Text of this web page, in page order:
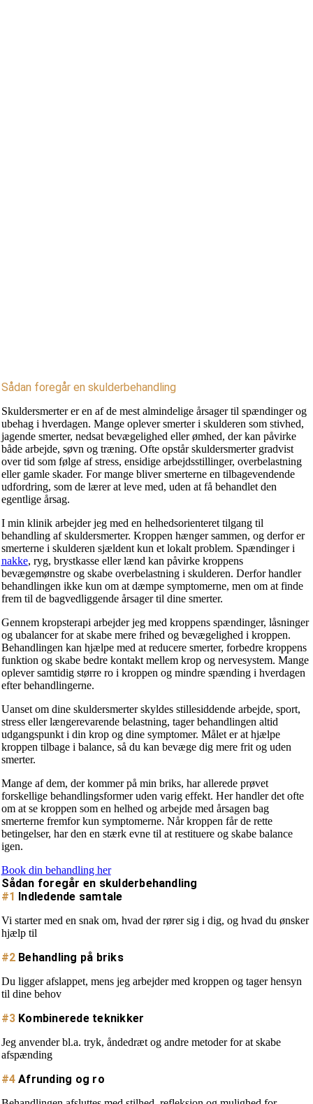
Sådan foregår en skulderbehandling
Skuldersmerter er en af de mest almindelige årsager til spændinger og
ubehag i hverdagen. Mange oplever smerter i skulderen som stivhed,
jagende smerter, nedsat bevægelighed eller ømhed, der kan påvirke
både arbejde, søvn og træning. Ofte opstår skuldersmerter gradvist
over tid som følge af stress, ensidige arbejdsstillinger, overbelastning
eller gamle skader. For mange bliver smerterne en tilbagevendende
udfordring, som de lærer at leve med, uden at få behandlet den
egentlige årsag.
I min klinik arbejder jeg med en helhedsorienteret tilgang til
behandling af skuldersmerter. Kroppen hænger sammen, og derfor er
smerterne i skulderen sjældent kun et lokalt problem. Spændinger i
nakke, ryg, brystkasse eller lænd kan påvirke kroppens
bevægemønstre og skabe overbelastning i skulderen. Derfor handler
behandlingen ikke kun om at dæmpe symptomerne, men om at finde
frem til de bagvedliggende årsager til dine smerter.
Gennem kropsterapi arbejder jeg med kroppens spændinger, låsninger
og ubalancer for at skabe mere frihed og bevægelighed i kroppen.
Behandlingen kan hjælpe med at reducere smerter, forbedre kroppens
funktion og skabe bedre kontakt mellem krop og nervesystem. Mange
oplever samtidig større ro i kroppen og mindre spænding i hverdagen
efter behandlingerne.
Uanset om dine skuldersmerter skyldes stillesiddende arbejde, sport,
stress eller længerevarende belastning, tager behandlingen altid
udgangspunkt i din krop og dine symptomer. Målet er at hjælpe
kroppen tilbage i balance, så du kan bevæge dig mere frit og uden
smerter.
Mange af dem, der kommer på min briks, har allerede prøvet
forskellige behandlingsformer uden varig effekt. Her handler det ofte
om at se kroppen som en helhed og arbejde med årsagen bag
smerterne fremfor kun symptomerne. Når kroppen får de rette
betingelser, har den en stærk evne til at restituere og skabe balance
igen.
Book din behandling her
Sådan foregår en skulderbehandling
#1 Indledende samtale
Vi starter med en snak om, hvad der rører sig i dig, og hvad du ønsker
hjælp til
#2 Behandling på briks
Du ligger afslappet, mens jeg arbejder med kroppen og tager hensyn
til dine behov
#3 Kombinerede teknikker
Jeg anvender bl.a. tryk, åndedræt og andre metoder for at skabe
afspænding
#4 Afrunding og ro